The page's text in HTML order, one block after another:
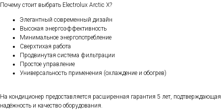
Почему стоит выбрать Electrolux Arctic X?
Элегантный современный дизайн
Высокая энергоэффективность
Минимальное энергопотребление
Сверхтихая работа
Продвинутая система фильтрации
Простое управление
Универсальность применения (охлаждение и обогрев)
На кондиционер предоставляется расширенная гарантия 5 лет, подтверждающая
надёжность и качество оборудования.